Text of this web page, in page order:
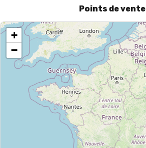
Points de vente
+
−